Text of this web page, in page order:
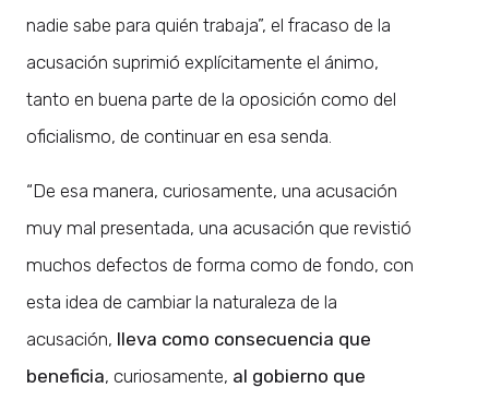
nadie sabe para quién trabaja”, el fracaso de la
acusación suprimió explícitamente el ánimo,
tanto en buena parte de la oposición como del
oficialismo, de continuar en esa senda.
“De esa manera, curiosamente, una acusación
muy mal presentada, una acusación que revistió
muchos defectos de forma como de fondo, con
esta idea de cambiar la naturaleza de la
acusación, lleva como consecuencia que
beneficia, curiosamente, al gobierno que